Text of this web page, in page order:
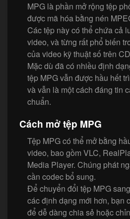
MPG là phần mở rộng tệp
được mã hóa bằng nén
Các tệp này có thể chứa cả
video, và từng rất phổ biến
của video kỹ thuật số trên
Mặc dù đã có nhiều định
tệp MPG vẫn được hầu hết
và vẫn là một cách đáng tin
chuẩn.
Cách mở tệp MPG
Tệp MPG có thể mở bằng
video, bao gồm VLC,
Media Player. Chúng phát
cần codec bổ sung.
Để chuyển đổi tệp MPG
các định dạng mới hơn, bạn
để dễ dàng chia sẻ hoặc